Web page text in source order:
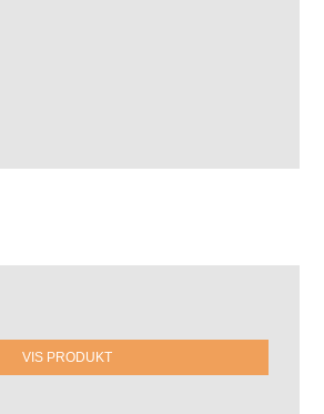
VIS PRODUKT